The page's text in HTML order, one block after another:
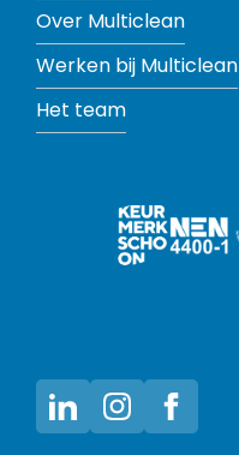
Over Multiclean
Werken bij Multiclean
Het team